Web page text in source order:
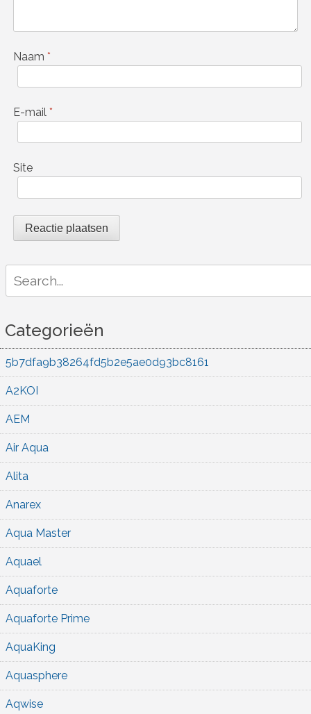
Naam *
E-mail *
Site
for:
Categorieën
5b7dfa9b38264fd5b2e5ae0d93bc8161
A2KOI
AEM
Air Aqua
Alita
Anarex
Aqua Master
Aquael
Aquaforte
Aquaforte Prime
AquaKing
Aquasphere
Aqwise